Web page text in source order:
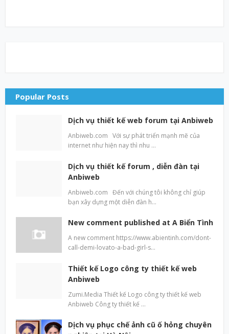
Popular Posts
Dịch vụ thiết kế web forum tại Anbiweb
Anbiweb.com Với sự phát triển mạnh mẽ của
internet như hiện nay thì nhu …
Dịch vụ thiết kế forum , diễn đàn tại
Anbiweb
Anbiweb.com Đến với chúng tôi không chỉ giúp
bạn xây dựng một diễn đàn h…
New comment published at A Biển Tình
A new comment https://www.abientinh.com/dont-
call-demi-lovato-a-bad-girl-s…
Thiết kế Logo công ty thiết kế web
Anbiweb
Zumi.Media Thiết kế Logo công ty thiết kế web
Anbiweb Công ty thiết kế …
Dịch vụ phục chế ảnh cũ ố hỏng chuyên